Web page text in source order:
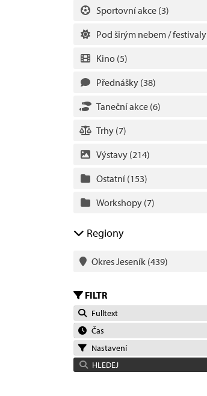
Sportovní akce (3)
Pod širým nebem / festivaly
Kino (5)
Přednášky (38)
Taneční akce (6)
Trhy (7)
Výstavy (214)
Ostatní (153)
Workshopy (7)
Regiony
Okres Jeseník (439)
FILTR
Fulltext
Čas
Nastavení
HLEDEJ